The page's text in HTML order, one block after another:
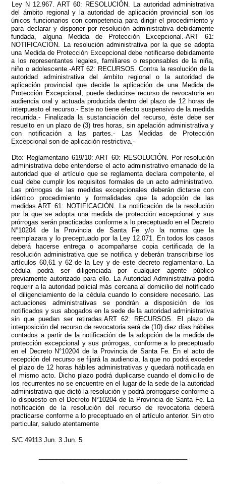
Ley N 12.967. ART 60: RESOLUCIÓN. La autoridad administrativa
del ámbito regional y la autoridad de aplicación provincial son los
únicos funcionarios con competencia para dirigir el procedimiento y
para declarar y disponer por resolución administrativa debidamente
fundada, alguna Medida de Protección Excepcional.-ART 61:
NOTIFICACIÓN. La resolución administrativa por la que se adopta
una Medida de Protección Excepcional debe notificarse debidamente
a los representantes legales, familiares o responsables de la niña,
niño o adolescente.-ART 62: RECURSOS. Contra la resolución de la
autoridad administrativa del ámbito regional o la autoridad de
aplicación provincial que decide la aplicación de una Medida de
Protección Excepcional, puede deducirse recurso de revocatoria en
audiencia oral y actuada producida dentro del plazo de 12 horas de
interpuesto el recurso.- Este no tiene efecto suspensivo de la medida
recurrida.- Finalizada la sustanciación del recurso, éste debe ser
resuelto en un plazo de (3) tres horas, sin apelación administrativa y
con notificación a las partes.- Las Medidas de Protección
Excepcional son de aplicación restrictiva.-
Dto: Reglamentario 619/10: ART 60: RESOLUCIÓN. Por resolución
administrativa debe entenderse el acto administrativo emanado de la
autoridad que el artículo que se reglamenta declara competente, el
cual debe cumplir los requisitos formales de un acto administrativo.
Las prórrogas de las medidas excepcionales deberán dictarse con
idéntico procedimiento y formalidades que la adopción de las
medidas.ART 61: NOTIFICACIÓN. La notificación de la resolución
por la que se adopta una medida de protección excepcional y sus
prórrogas serán practicadas conforme a lo preceptuado en el Decreto
N°10204 de la Provincia de Santa Fe y/o la norma que la
reemplazara y lo preceptuado por la Ley 12.071. En todos los casos
deberá hacerse entrega o acompañarse copia certificada de la
resolución administrativa que se notifica y deberán transcribirse los
artículos 60,61 y 62 de la Ley y de este decreto reglamentario. La
cédula podrá ser diligenciada por cualquier agente público
previamente autorizado para ello. La Autoridad Administrativa podrá
requerir a la autoridad policial más cercana al domicilio del notificado
el diligenciamiento de la cédula cuando lo considere necesario. Las
actuaciones administrativas se pondrán a disposición de los
notificados y sus abogados en la sede de la autoridad administrativa
sin que puedan ser retiradas.ART 62: RECURSOS. El plazo de
interposición del recurso de revocatoria será de (10) diez días hábiles
contados a partir de la notificación de la adopción de la medida de
protección excepcional y sus prórrogas, conforme a lo preceptuado
en el Decreto N°10204 de la Provincia de Santa Fe. En el acto de
recepción del recurso se fijará la audiencia, la que no podrá exceder
el plazo de 12 horas hábiles administrativas y quedará notificada en
el mismo acto. Dicho plazo podrá duplicarse cuando el domicilio de
los recurrentes no se encuentre en el lugar de la sede de la autoridad
administrativa que dictó la resolución y podrá prorrogarse conforme a
lo dispuesto en el Decreto N°10204 de la Provincia de Santa Fe. La
notificación de la resolución del recurso de revocatoria deberá
practicarse conforme a lo preceptuado en el artículo anterior. Sin otro
particular, saludo atentamente
S/C 49113 Jun. 3 Jun. 5